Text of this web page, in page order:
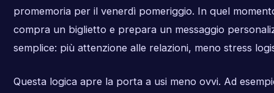
promemoria per il venerdì pomeriggio. In quel
compra un biglietto e prepara un messaggio
semplice: più attenzione alle relazioni, meno stress
Questa logica apre la porta a usi meno ovvi. Ad